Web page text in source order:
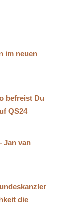
im neuen
befreist Du
QS24
Jan van
die